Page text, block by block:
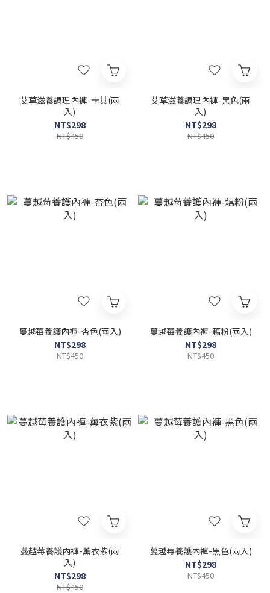
艾草滋養調理內褲-卡其(兩
入)
NT$298
NT$450
艾草滋養調理內褲-黑色(兩
入)
NT$298
NT$450
蔓越莓養護內褲-杏色(兩入)
NT$298
NT$450
蔓越莓養護內褲-藕粉(兩入)
NT$298
NT$450
蔓越莓養護內褲-薰衣紫(兩
入)
NT$298
NT$450
蔓越莓養護內褲-黑色(兩入)
NT$298
NT$450